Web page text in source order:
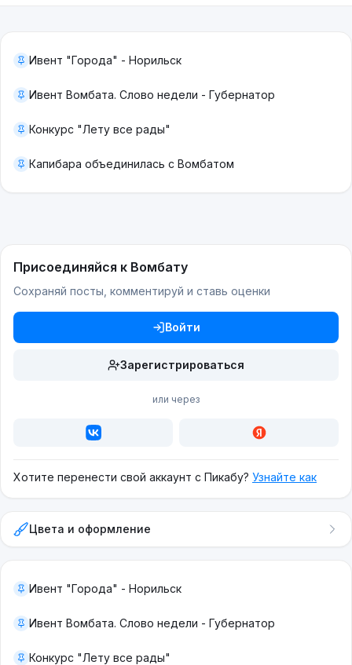
Ивент "Города" - Норильск
Ивент Вомбата. Слово недели - Губернатор
Конкурс "Лету все рады"
Капибара объединилась с Вомбатом
Присоединяйся к Вомбату
Сохраняй посты, комментируй и ставь оценки
Войти
Зарегистрироваться
или через
Хотите перенести свой аккаунт с Пикабу? Узнайте как
Цвета и оформление
Ивент "Города" - Норильск
Ивент Вомбата. Слово недели - Губернатор
Конкурс "Лету все рады"